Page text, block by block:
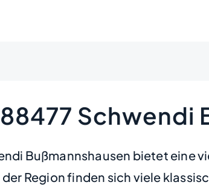
Schwendi
Bußmannshausen bietet eine
Region finden sich viele